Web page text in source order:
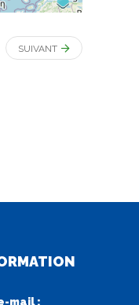
SUIVANT
mail :